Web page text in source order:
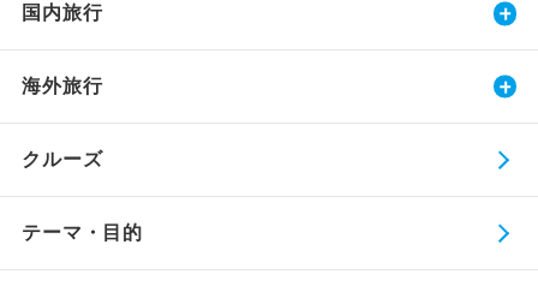
国内旅行
海外旅行
クルーズ
テーマ・目的